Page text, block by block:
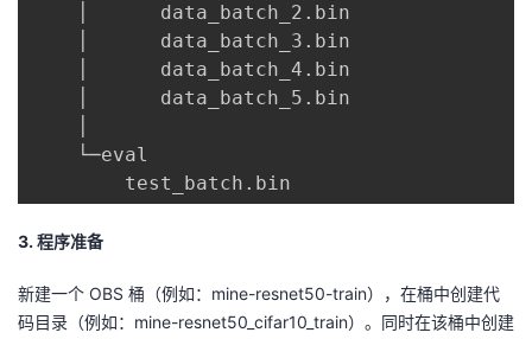
    │      data_batch_2.bin
    │      data_batch_3.bin
    │      data_batch_4.bin
    │      data_batch_5.bin
    └─eval
        test_batch.bin
3. 程序准备
新建一个 OBS 桶（例如：mine-resnet50-train），在桶中创建代
码目录（例如：mine-resnet50_cifar10_train）。同时在该桶中创建